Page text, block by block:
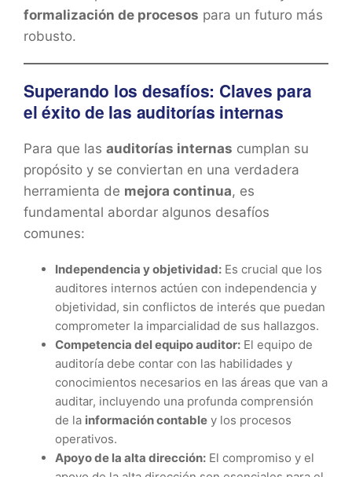
formalización de procesos para un futuro más
robusto.
Superando los desafíos: Claves para
el éxito de las auditorías internas
Para que las auditorías internas cumplan su
propósito y se conviertan en una verdadera
herramienta de mejora continua, es
fundamental abordar algunos desafíos
comunes:
Independencia y objetividad: Es crucial que los
auditores internos actúen con independencia y
objetividad, sin conflictos de interés que puedan
comprometer la imparcialidad de sus hallazgos.
Competencia del equipo auditor: El equipo de
auditoría debe contar con las habilidades y
conocimientos necesarios en las áreas que van a
auditar, incluyendo una profunda comprensión
de la información contable y los procesos
operativos.
Apoyo de la alta dirección: El compromiso y el